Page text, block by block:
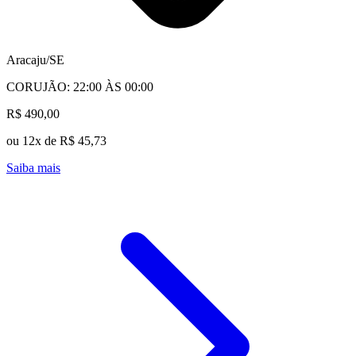
Aracaju/SE
CORUJÃO: 22:00 ÀS 00:00
R$ 490,00
ou 12x de R$ 45,73
Saiba mais